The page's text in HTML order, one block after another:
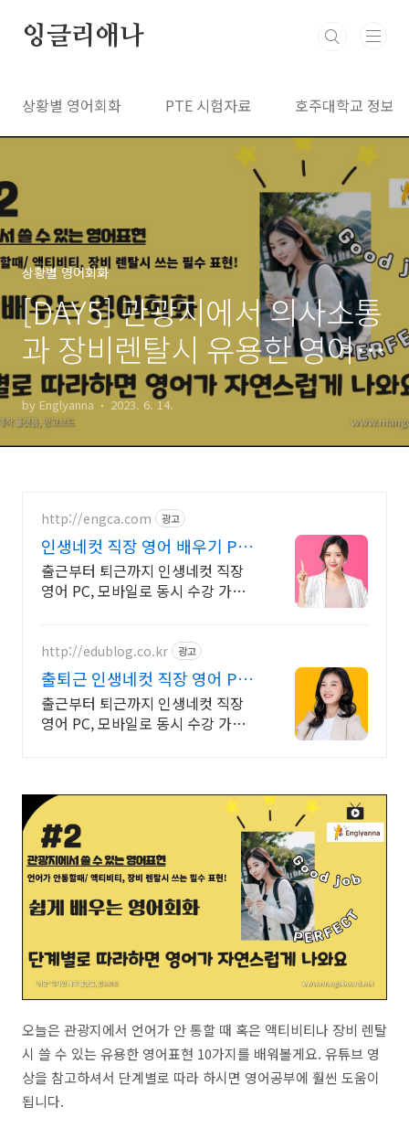
잉글리애나
상황별 영어회화 PTE 시험자료 호주대학교 정보
상황별 영어회화
[DAY5] 관광지에서 의사소통
과 장비렌탈시 유용한 영어표
현 10가지
by Englyanna 2023. 6. 14.
http://engca.com 광고
인생네컷 직장 영어 배우기 PC/
스마트폰 동영상강의
출근부터 퇴근까지 인생네컷 직장
영어 PC, 모바일로 동시 수강 가능
http://edublog.co.kr 광고
출퇴근 인생네컷 직장 영어 PC/
스마트폰 동영상강의
출근부터 퇴근까지 인생네컷 직장
영어 PC, 모바일로 동시 수강 가능
오늘은 관광지에서 언어가 안 통할 때 혹은 액티비티나 장비 렌탈
시 쓸 수 있는 유용한 영어표현 10가지를 배워볼게요. 유튜브 영
상을 참고하셔서 단계별로 따라 하시면 영어공부에 훨씬 도움이
됩니다.